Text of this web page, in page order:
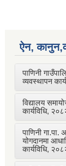
ऐन,
पाणिनी
व्यवस्थापन
विद्यालय
कार्यविधि,
पाणिनी गा.पा.
योगदानमा
कार्यविधि,